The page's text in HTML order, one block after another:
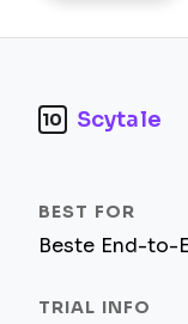
10 Scytale
Beste End-to-